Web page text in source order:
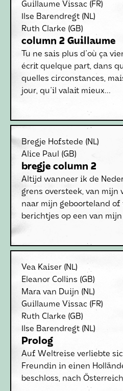
Guillaume Vissac (FR)
Ilse Barendregt (NL)
Ruth Clarke (GB)
column 2 Guillaume
Tu ne sais plus d'où ça
écrit quelque part, dans
quelles circonstances,
jour, qu'il valait mieux...
Bregje Hofstede (NL)
Alice Paul
(GB)
bregje column 2
Altijd wanneer ik de
grens oversteek, van mijn
naar mijn geboorteland of
berichtjes op een van
Vea Kaiser (NL)
Eleanor Collins (GB)
Mara van Duijn (NL)
Guillaume Vissac (FR)
Ruth Clarke (GB)
Ilse Barendregt (NL)
Prolog
Auf Weltreise verliebte
Freundin in einen
beschloss, nach